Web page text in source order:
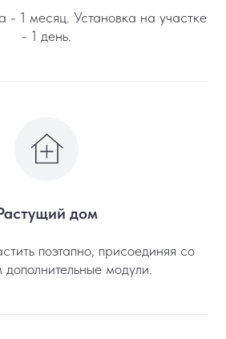
- 1 месяц. Установка на участке
- 1 день.
дом
поэтапно, присоединяя со
модули.